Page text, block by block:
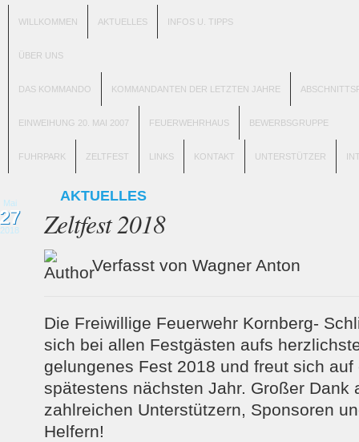
WILLKOMMEN AKTUELLES INFOS U. TIPPS
ÜBER UNS
DAS KOMMANDO KOMMANDANTEN DER LETZTEN JAHRE
EINWEIHUNG 20. MAI 2007 FEUERWEHRHAUS BEWERBSGRUPPE
FUHRPARK ZELTFEST LINKS KONTAKT UNTERSTÜTZER
Mai
27
2018
AKTUELLES
Zeltfest 2018
Verfasst von Wagner Anton
Die Freiwillige Feuerwehr Kornberg-
sich bei allen Festgästen aufs
gelungenes Fest 2018 und freut sich
spätestens nächsten Jahr. Großer Dank
zahlreichen Unterstützern, Sponsoren
Helfern!